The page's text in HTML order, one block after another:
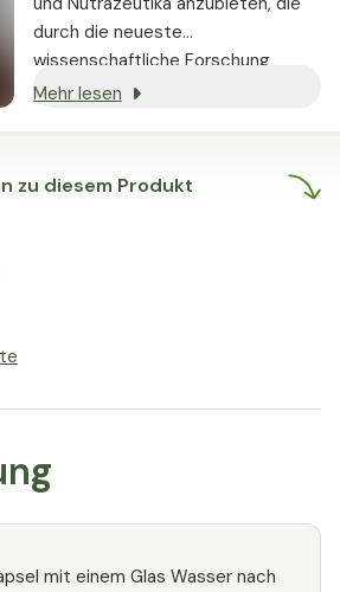
zu diesem Produkt
mit einem Glas Wasser nach
durch die neueste
wissenschaftliche Forschung
gestützt werden und nachweislich
Mehr lesen